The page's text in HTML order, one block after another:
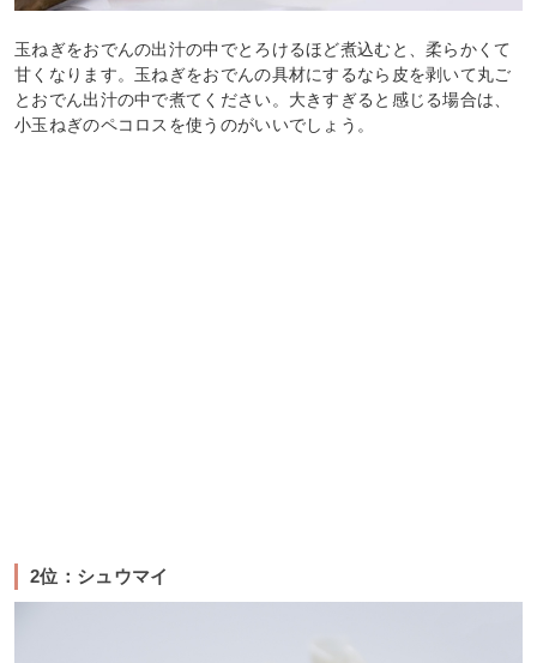
玉ねぎをおでんの出汁の中でとろけるほど煮込むと、柔らかくて
甘くなります。玉ねぎをおでんの具材にするなら皮を剥いて丸ご
とおでん出汁の中で煮てください。大きすぎると感じる場合は、
小玉ねぎのペコロスを使うのがいいでしょう。
2位：シュウマイ